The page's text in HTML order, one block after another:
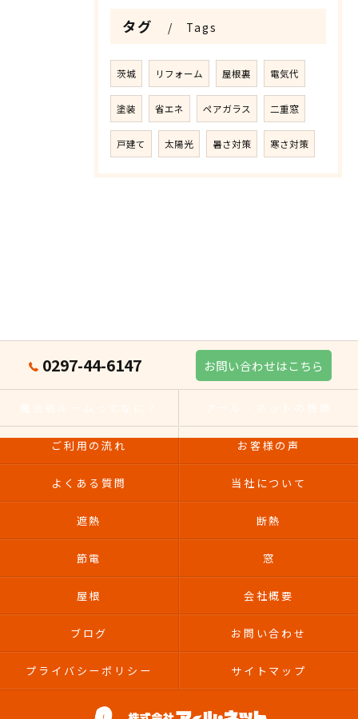
タグ Tags
茨城 リフォーム 屋根裏 電気代
塗装 省エネ ペアガラス 二重窓
戸建て 太陽光 暑さ対策 寒さ対策
0297-44-6147 お問い合わせはこちら
ご利用の流れ お客様の声
よくある質問 当社について
遮熱 断熱
節電 窓
屋根 会社概要
ブログ お問い合わせ
プライバシーポリシー サイトマップ